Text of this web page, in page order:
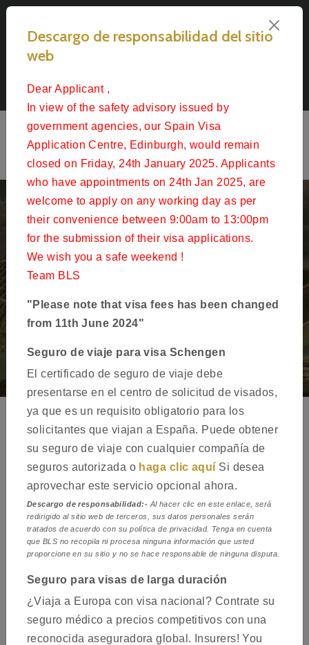
Solicitar una Visado para España en Edinburgh
Follow Us
Descargo de responsabilidad del sitio
web
Dear Applicant ,
In view of the safety advisory issued by
government agencies, our Spain Visa
Application Centre, Edinburgh, would remain
closed on Friday, 24th January 2025. Applicants
who have appointments on 24th Jan 2025, are
welcome to apply on any working day as per
their convenience between 9:00am to 13:00pm
for the submission of their visa applications.
We wish you a safe weekend !
Team BLS
"Please note that visa fees has been changed
from 11th June 2024"
Seguro de viaje para visa Schengen
El certificado de seguro de viaje debe
presentarse en el centro de solicitud de visados,
ya que es un requisito obligatorio para los
solicitantes que viajan a España. Puede obtener
su seguro de viaje con cualquier compañía de
seguros autorizada o haga clic aquí Si desea
aprovechar este servicio opcional ahora.
Descargo de responsabilidad:- Al hacer clic en este enlace, será
redirigido al sitio web de terceros, sus datos personales serán
tratados de acuerdo con su política de privacidad. Tenga en cuenta
que BLS no recopila ni procesa ninguna información que usted
proporcione en su sitio y no se hace responsable de ninguna disputa.
Seguro para visas de larga duración
¿Viaja a Europa con visa nacional? Contrate su
seguro médico a precios competitivos con una
reconocida aseguradora global. Insurers! You
Bienvenido a
BLS International
Solicitud de visa para España -
Edinburgh